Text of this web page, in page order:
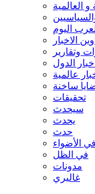
و العالمية
اليوم
الاخبار
وتقارير
أخبار الدول
عالمية
ساخنة
تحقيقات
سيحدث
يحدث
حدث
في الأضواء
في الظل
مدونات
غاليري